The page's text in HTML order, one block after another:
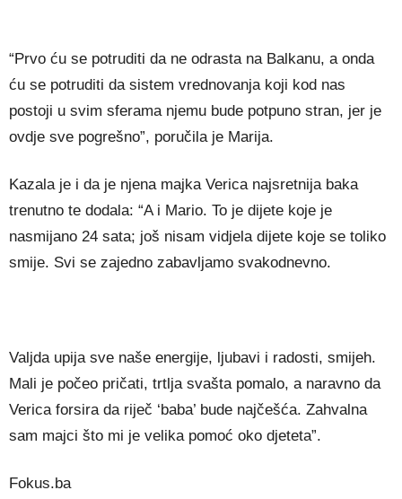
“Prvo ću se potruditi da ne odrasta na Balkanu, a onda
ću se potruditi da sistem vrednovanja koji kod nas
postoji u svim sferama njemu bude potpuno stran, jer je
ovdje sve pogrešno”, poručila je Marija.
Kazala je i da je njena majka Verica najsretnija baka
trenutno te dodala: “A i Mario. To je dijete koje je
nasmijano 24 sata; još nisam vidjela dijete koje se toliko
smije. Svi se zajedno zabavljamo svakodnevno.
Valjda upija sve naše energije, ljubavi i radosti, smijeh.
Mali je počeo pričati, trtlja svašta pomalo, a naravno da
Verica forsira da riječ ‘baba’ bude najčešća. Zahvalna
sam majci što mi je velika pomoć oko djeteta”.
Fokus.ba